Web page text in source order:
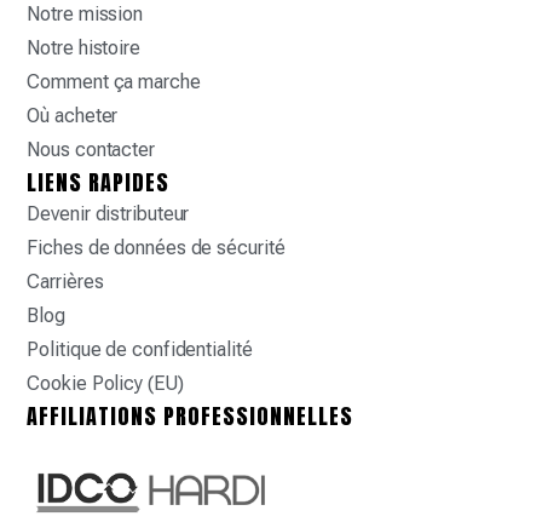
Notre mission
Notre histoire
Comment ça marche
Où acheter
Nous contacter
LIENS RAPIDES
Devenir distributeur
Fiches de données de sécurité
Carrières
Blog
Politique de confidentialité
Cookie Policy (EU)
AFFILIATIONS PROFESSIONNELLES